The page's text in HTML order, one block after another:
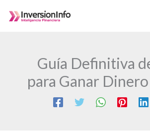
Guía Definitiva
para Ganar